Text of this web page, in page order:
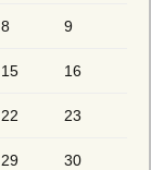
8 9
15 16
22 23
29 30